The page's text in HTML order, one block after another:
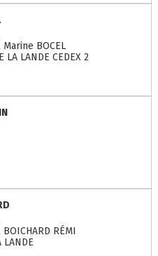
BOCEL
LA LANDE CEDEX 2
RÉMI
LANDE